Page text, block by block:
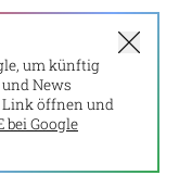
um künftig
News
Link öffnen und
bei Google